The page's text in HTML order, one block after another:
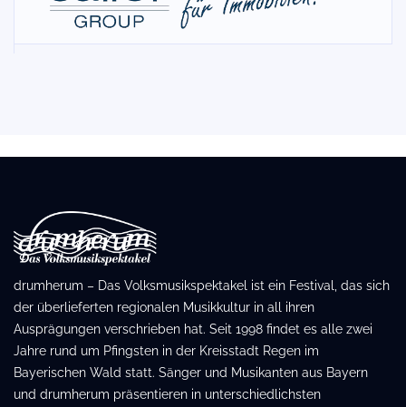
drumherum – Das Volksmusikspektakel ist ein Festival, das sich
der überlieferten regionalen Musikkultur in all ihren
Ausprägungen verschrieben hat. Seit 1998 findet es alle zwei
Jahre rund um Pfingsten in der Kreisstadt Regen im
Bayerischen Wald statt. Sänger und Musikanten aus Bayern
und drumherum präsentieren in unterschiedlichsten